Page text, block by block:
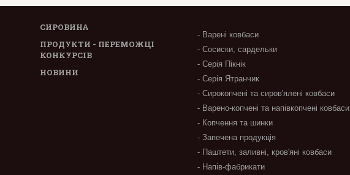
СИРОВИНА
ПРОДУКТИ - ПЕРЕМОЖЦІ
КОНКУРСІВ
НОВИНИ
- Варені ковбаси
- Сосиски, сардельки
- Серія Пікнік
- Серія Ятранчик
- Сирокопчені та сиров'ялені ковбаси
- Варено-копчені та напівкопчені ковбаси
- Копчення та шинки
- Запечена продукція
- Паштети, заливні, кров'яні ковбаси
- Напів-фабрикати